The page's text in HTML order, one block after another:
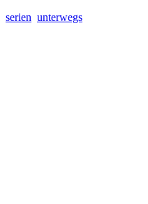
serien unterwegs